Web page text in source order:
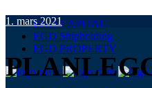
EGD CAPITAL
EGD Shipholding
EGD PROPERTY
1. mars 2021